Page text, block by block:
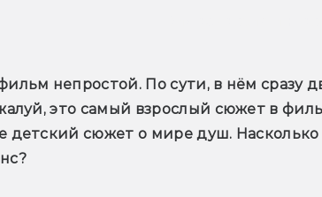
непростой. По сути, в нём сразу
это самый взрослый сюжет в
детский сюжет о мире душ.